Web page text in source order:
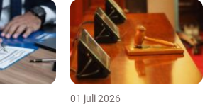
01 juli 2026